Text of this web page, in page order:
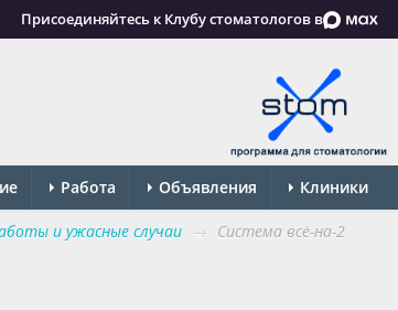
Присоединяйтесь к Клубу стоматологов в
Работа Объявления Клиники
и ужасные случаи → Система всё-на-2